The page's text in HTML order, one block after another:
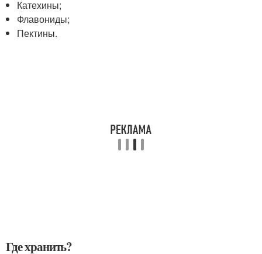
Катехины;
Флавониды;
Пектины.
Где хранить?